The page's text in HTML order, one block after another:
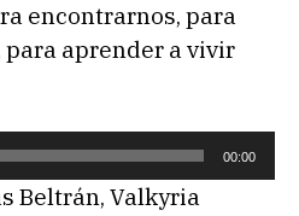
encontrarnos, para
aprender a vivir
00:00
Beltrán, Valkyria